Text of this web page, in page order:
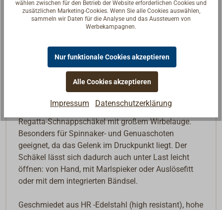
Merken
Beschreibung
Regatta-Schnappschäkel mit großem Wirbelauge.
Besonders für Spinnaker- und Genuaschoten
geeignet, da das Gelenk im Druckpunkt liegt. Der
Schäkel lässt sich dadurch auch unter Last leicht
öffnen: von Hand, mit Marlspieker oder Auslösefitt
oder mit dem integrierten Bändsel.
Geschmiedet aus HR -Edelstahl (high resistant), hohe
wählen zwischen für den Betrieb der Website erforderlichen Cookies und
zusätzlichen Marketing-Cookies. Wenn Sie alle Cookies auswählen,
sammeln wir Daten für die Analyse und das Aussteuern von
Werbekampagnen.
Nur funktionale Cookies akzeptieren
Alle Cookies akzeptieren
Impressum Datenschutzerklärung